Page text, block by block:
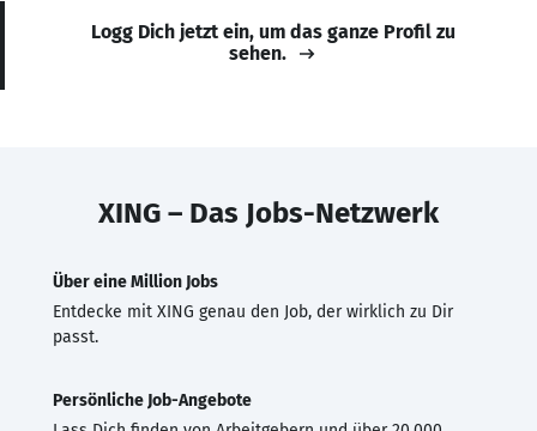
Logg Dich jetzt ein, um das ganze Profil zu
sehen.
XING – Das Jobs-Netzwerk
Über eine Million Jobs
Entdecke mit XING genau den Job, der wirklich zu Dir
passt.
Persönliche Job-Angebote